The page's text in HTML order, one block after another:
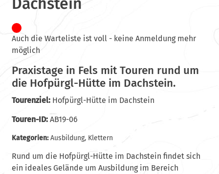
Auch die Warteliste ist voll - keine Anmeldung mehr
möglich
Praxistage in Fels mit Touren rund um
die Hofpürgl-Hütte im Dachstein.
Tourenziel:Hofpürgl-Hütte im Dachstein
Touren-ID:AB19-06
Kategorien:Ausbildung, Klettern
Rund um die Hofpürgl-Hütte im Dachstein findet sich
ein ideales Gelände um Ausbildung im Bereich